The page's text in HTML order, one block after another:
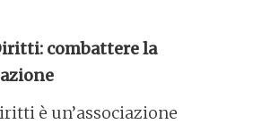
combattere la
è un’associazione